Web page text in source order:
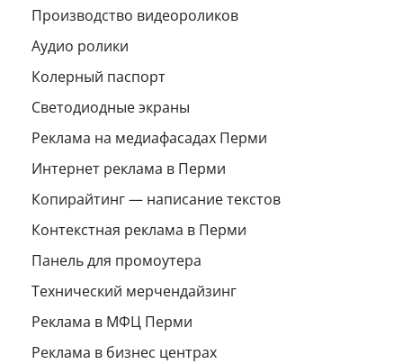
Производство видеороликов
Аудио ролики
Колерный паспорт
Светодиодные экраны
Реклама на медиафасадах Перми
Интернет реклама в Перми
Копирайтинг — написание текстов
Контекстная реклама в Перми
Панель для промоутера
Технический мерчендайзинг
Реклама в МФЦ Перми
Реклама в бизнес центрах